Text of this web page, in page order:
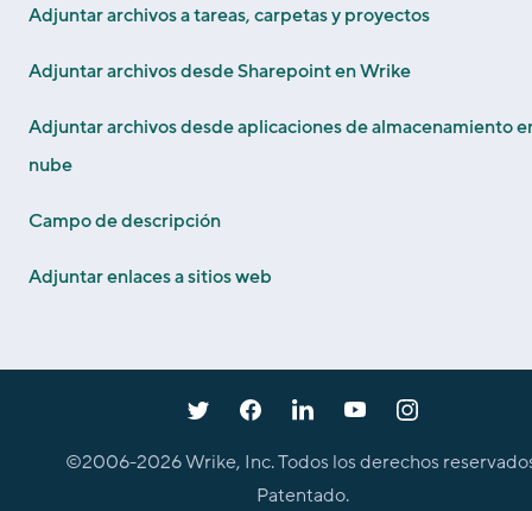
Adjuntar archivos a tareas, carpetas y proyectos
Adjuntar archivos desde Sharepoint en Wrike
Adjuntar archivos desde aplicaciones de almacenamiento
nube
Campo de descripción
Adjuntar enlaces a sitios web
©2006-2026Wrike, Inc. Todos los derechos
Patentado.